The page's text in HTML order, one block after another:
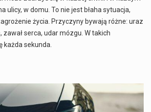
ulicy, w domu. To nie jest błaha sytuacja,
życia. Przyczyny bywają różne: uraz
zawał serca, udar mózgu. W takich
każda sekunda.